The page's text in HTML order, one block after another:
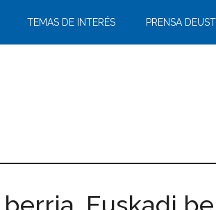
TEMAS DE INTERÉS PRENSA